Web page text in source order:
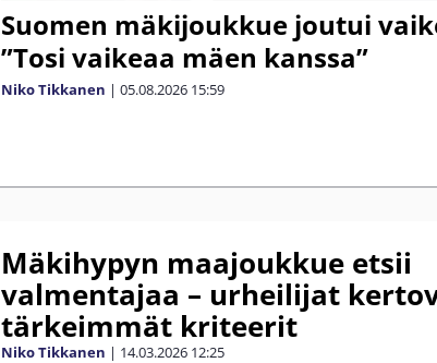
Suomen mäkijoukkue joutui
”Tosi vaikeaa mäen kanssa”
Niko Tikkanen | 05.08.2026 15:59
Mäkihypyn maajoukkue etsii
valmentajaa – urheilijat
tärkeimmät kriteerit
Niko Tikkanen | 14.03.2026 12:25